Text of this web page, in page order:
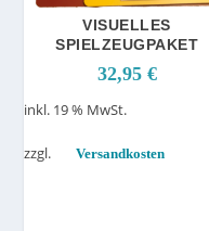
VISUELLES
SPIELZEUGPAKET
32,95 €
inkl. 19 % MwSt.
zzgl. Versandkosten